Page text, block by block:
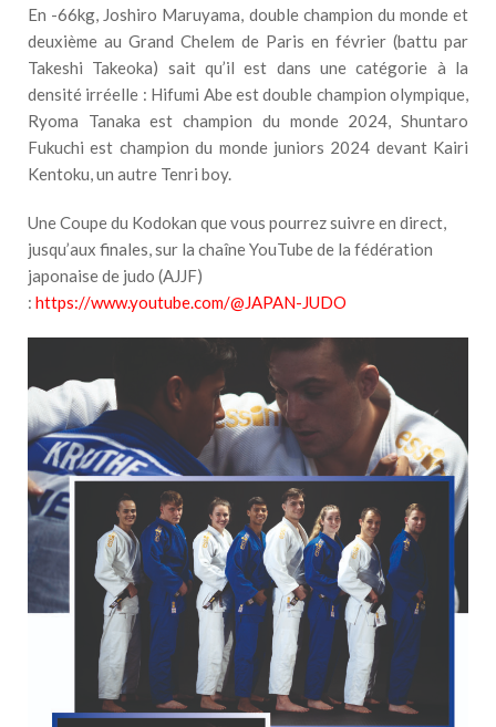
En -66kg, Joshiro Maruyama, double champion du monde et
deuxième au Grand Chelem de Paris en février (battu par
Takeshi Takeoka) sait qu’il est dans une catégorie à la
densité irréelle : Hifumi Abe est double champion olympique,
Ryoma Tanaka est champion du monde 2024, Shuntaro
Fukuchi est champion du monde juniors 2024 devant Kairi
Kentoku, un autre Tenri boy.
Une Coupe du Kodokan que vous pourrez suivre en direct,
jusqu’aux finales, sur la chaîne YouTube de la fédération
japonaise de judo (AJJF)
: https://www.youtube.com/@JAPAN-JUDO